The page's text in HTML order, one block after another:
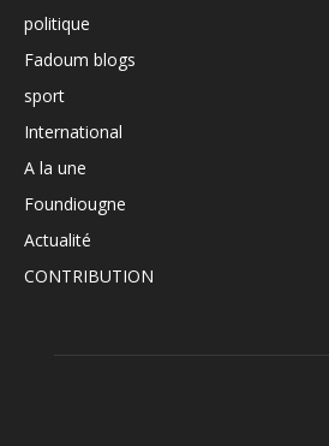
politique
Fadoum blogs
sport
International
A la une
Foundiougne
Actualité
CONTRIBUTION